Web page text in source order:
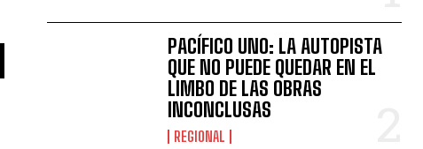
PACÍFICO UNO: LA AUTOPISTA
QUE NO PUEDE QUEDAR EN EL
LIMBO DE LAS OBRAS
INCONCLUSAS
REGIONAL